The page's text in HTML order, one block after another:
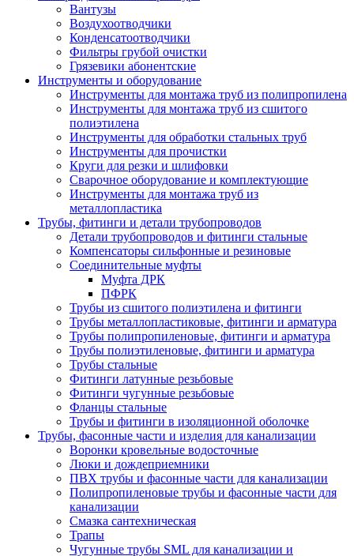
Вантузы
Воздухоотводчики
Конденсатоотводчики
Фильтры грубой очистки
Грязевики абонентские
Инструменты и оборудование
Инструменты для монтажа труб из полипропилена
Инструменты для монтажа труб из сшитого
полиэтилена
Инструменты для обработки стальных труб
Инструменты для прочистки
Круги для резки и шлифовки
Сварочное оборудование и комплектующие
Инструменты для монтажа труб из
металлопластика
Трубы, фитинги и детали трубопроводов
Детали трубопроводов и фитинги стальные
Компенсаторы сильфонные и резиновые
Соединительные муфты
Муфта ДРК
ПФРК
Трубы из сшитого полиэтилена и фитинги
Трубы металлопластиковые, фитинги и арматура
Трубы полипропиленовые, фитинги и арматура
Трубы полиэтиленовые, фитинги и арматура
Трубы стальные
Фитинги латунные резьбовые
Фитинги чугунные резьбовые
Фланцы стальные
Трубы и фитинги в изоляционной оболочке
Трубы, фасонные части и изделия для канализации
Воронки кровельные водосточные
Люки и дождеприемники
ПВХ трубы и фасонные части для канализации
Полипропиленовые трубы и фасонные части для
канализации
Смазка сантехническая
Трапы
Чугунные трубы SML для канализации и